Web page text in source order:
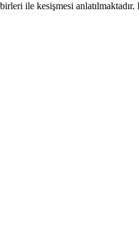
ile kesişmesi